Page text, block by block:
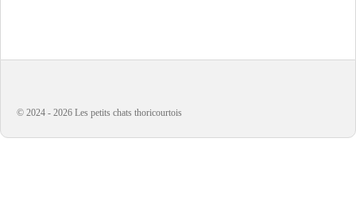
© 2024 - 2026 Les petits chats thoricourtois